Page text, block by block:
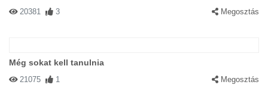
20381 3 Megosztás
Még sokat kell tanulnia
21075 1 Megosztás